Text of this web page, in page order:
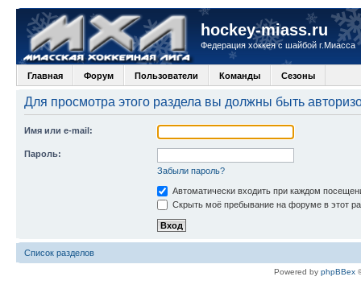
hockey-miass.ru
Федерация хоккея с шайбой г.Миасса
Главная Форум Пользователи Команды Сезоны
Для просмотра этого раздела вы должны быть
Имя или e-mail:
Пароль:
Забыли пароль?
Автоматически входить при каждом
Скрыть моё пребывание на форуме в этот
Список разделов
Powered by phpBBex